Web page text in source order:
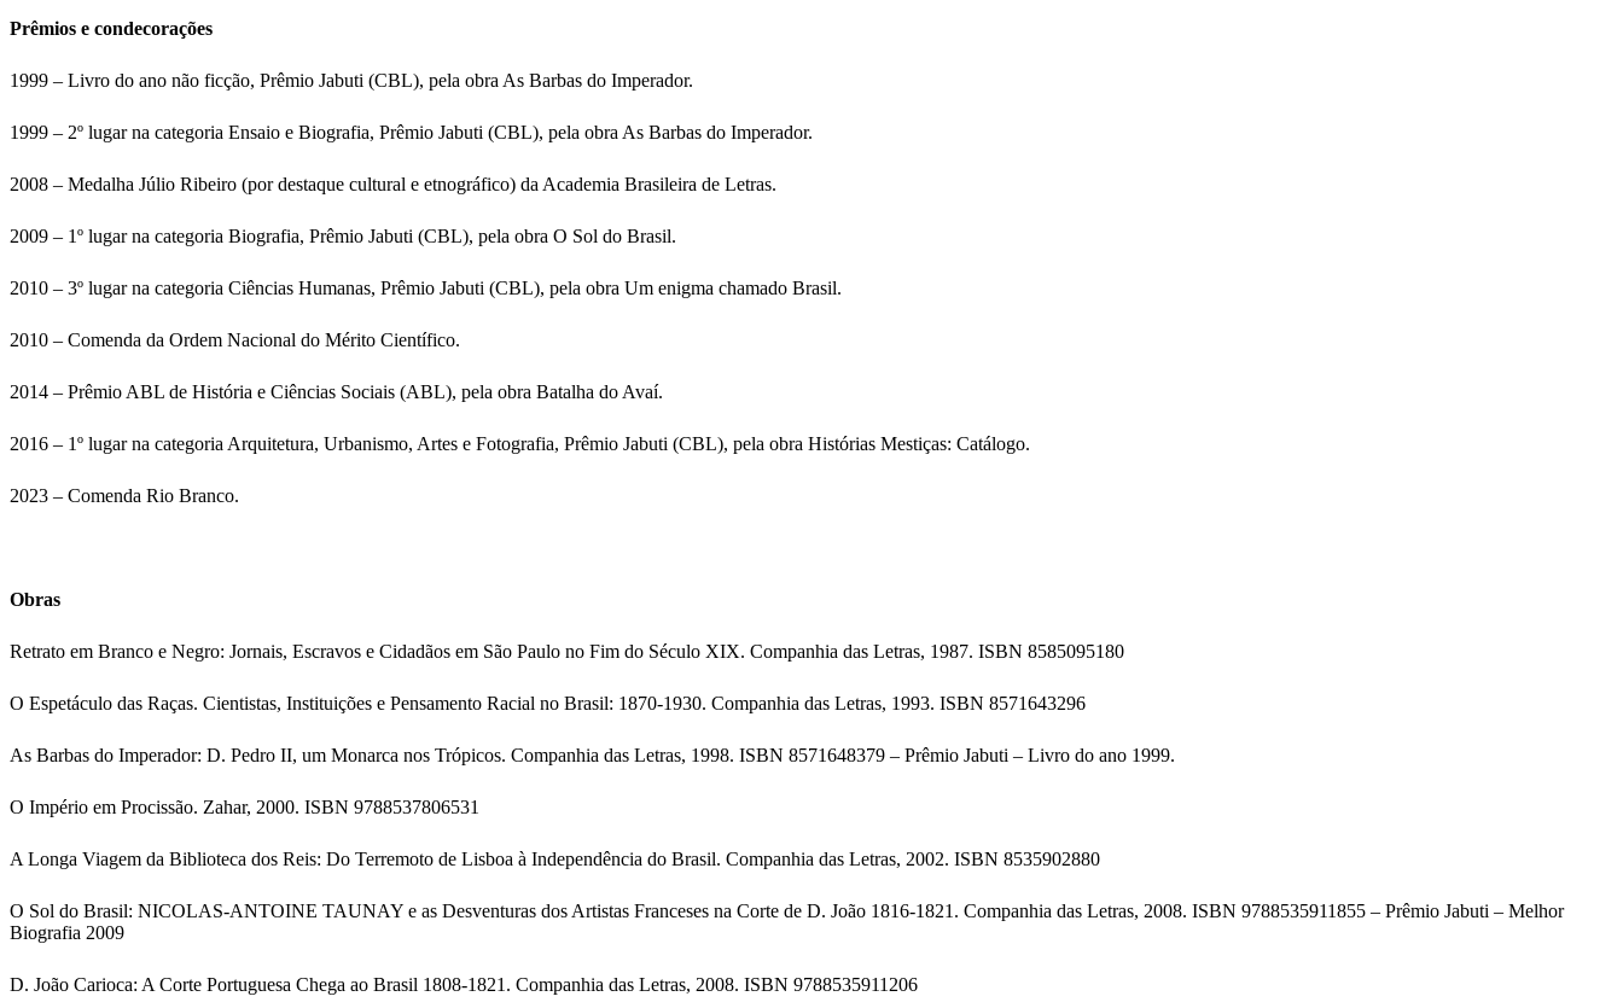
Prêmios e condecorações
1999 – Livro do ano não ficção, Prêmio Jabuti (CBL), pela obra As Barbas do Imperador.
1999 – 2º lugar na categoria Ensaio e Biografia, Prêmio Jabuti (CBL), pela obra As Barbas do Imperador.
2008 – Medalha Júlio Ribeiro (por destaque cultural e etnográfico) da Academia Brasileira de Letras.
2009 – 1º lugar na categoria Biografia, Prêmio Jabuti (CBL), pela obra O Sol do Brasil.
2010 – 3º lugar na categoria Ciências Humanas, Prêmio Jabuti (CBL), pela obra Um enigma chamado Brasil.
2010 – Comenda da Ordem Nacional do Mérito Científico.
2014 – Prêmio ABL de História e Ciências Sociais (ABL), pela obra Batalha do Avaí.
2016 – 1º lugar na categoria Arquitetura, Urbanismo, Artes e Fotografia, Prêmio Jabuti (CBL), pela obra Histórias Mestiças: Catálogo.
2023 – Comenda Rio Branco.
Obras
Retrato em Branco e Negro: Jornais, Escravos e Cidadãos em São Paulo no Fim do Século XIX. Companhia das Letras, 1987. ISBN 8585095180
O Espetáculo das Raças. Cientistas, Instituições e Pensamento Racial no Brasil: 1870-1930. Companhia das Letras, 1993. ISBN 8571643296
As Barbas do Imperador: D. Pedro II, um Monarca nos Trópicos. Companhia das Letras, 1998. ISBN 8571648379 – Prêmio Jabuti – Livro do ano 1999.
O Império em Procissão. Zahar, 2000. ISBN 9788537806531
A Longa Viagem da Biblioteca dos Reis: Do Terremoto de Lisboa à Independência do Brasil. Companhia das Letras, 2002. ISBN 8535902880
O Sol do Brasil: NICOLAS-ANTOINE TAUNAY e as Desventuras dos Artistas Franceses na Corte de D. João 1816-1821. Companhia das Letras, 2008. ISBN 9788535911855 – Prêmio Jabuti – Melhor
Biografia 2009
D. João Carioca: A Corte Portuguesa Chega ao Brasil 1808-1821. Companhia das Letras, 2008. ISBN 9788535911206